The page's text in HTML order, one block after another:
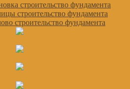
строительство фундамента
строительство фундамента
строительство фундамента